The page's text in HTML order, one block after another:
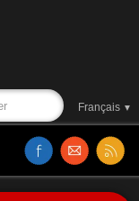
Français ▼